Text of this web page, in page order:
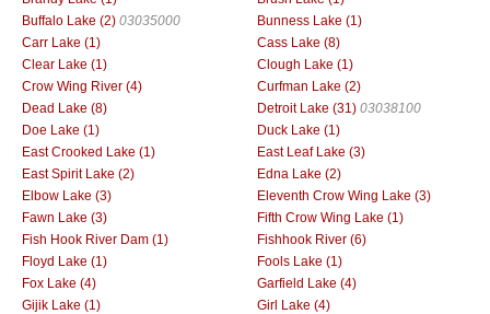
Buffalo Lake (2) 03035000
Bunness Lake (1)
Carr Lake (1)
Cass Lake (8)
Clear Lake (1)
Clough Lake (1)
Crow Wing River (4)
Curfman Lake (2)
Dead Lake (8)
Detroit Lake (31) 03038100
Doe Lake (1)
Duck Lake (1)
East Crooked Lake (1)
East Leaf Lake (3)
East Spirit Lake (2)
Edna Lake (2)
Elbow Lake (3)
Eleventh Crow Wing Lake (3)
Fawn Lake (3)
Fifth Crow Wing Lake (1)
Fish Hook River Dam (1)
Fishhook River (6)
Floyd Lake (1)
Fools Lake (1)
Fox Lake (4)
Garfield Lake (4)
Gijik Lake (1)
Girl Lake (4)